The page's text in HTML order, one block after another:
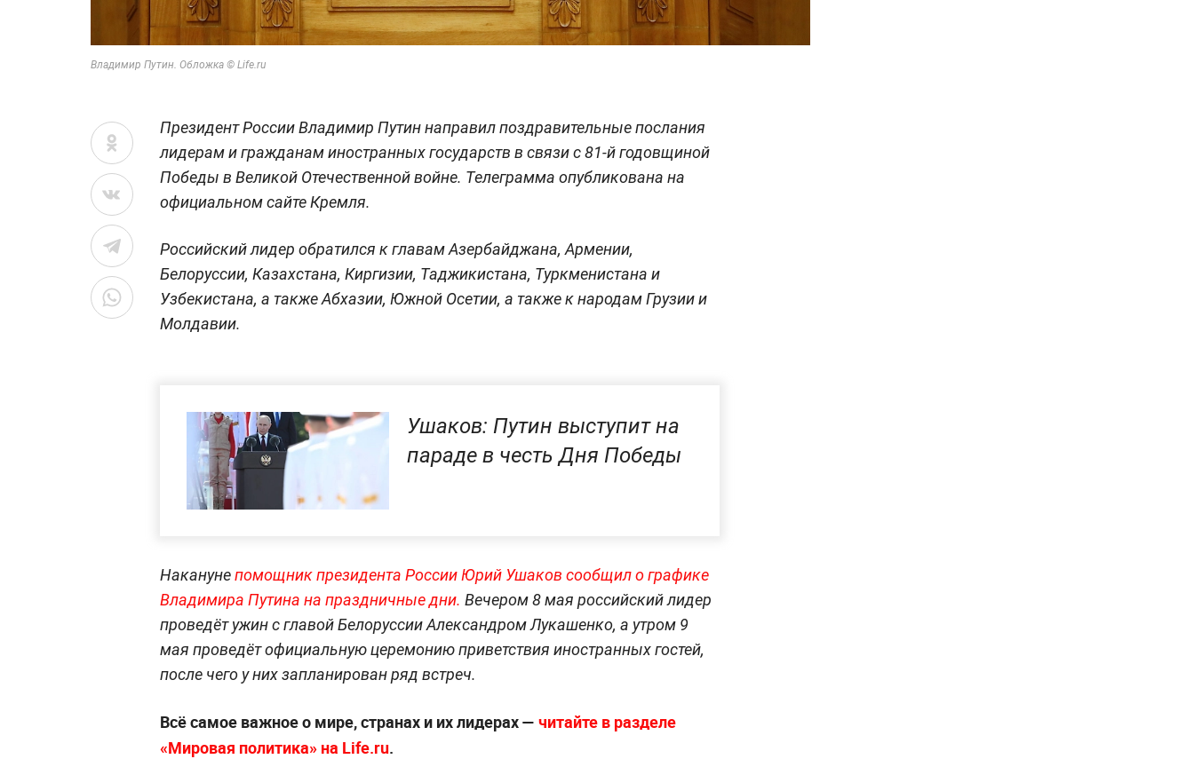
Владимир Путин. Обложка © Life.ru
Президент России Владимир Путин направил поздравительные послания
лидерам и гражданам иностранных государств в связи с 81-й годовщиной
Победы в Великой Отечественной войне. Телеграмма опубликована на
официальном сайте Кремля.
Российский лидер обратился к главам Азербайджана, Армении,
Белоруссии, Казахстана, Киргизии, Таджикистана, Туркменистана и
Узбекистана, а также Абхазии, Южной Осетии, а также к народам Грузии и
Молдавии.
Ушаков: Путин выступит на
параде в честь Дня Победы
Наканунепомощник президента России Юрий Ушаков сообщил о графике
Владимира Путина на праздничные дни. Вечером 8 мая российский лидер
проведёт ужин с главой Белоруссии Александром Лукашенко, а утром 9
мая проведёт официальную церемонию приветствия иностранных гостей,
после чего у них запланирован ряд встреч.
Всё самое важное о мире, странах и их лидерах — читайте в разделе
«Мировая политика» на Life.ru.